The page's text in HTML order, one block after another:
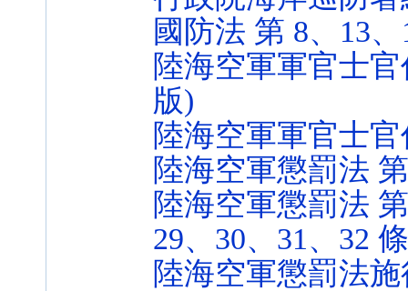
國防法 第 8、13
陸海空軍軍官士
版)
陸海空軍軍官士
陸海空軍懲罰法
陸海空軍懲罰法
29、30、31、32
陸海空軍懲罰法施